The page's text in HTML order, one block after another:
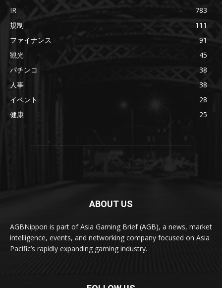
IR
783
規制
111
ファイナンス
91
観光
45
パチンコ
38
人事
38
イベント
28
健康
25
ABOUT US
AGBNippon is part of Asia Gaming Brief (AGB), a news, market
intelligence, events, and networking company focused on Asia
Pacific’s rapidly expanding gaming industry.